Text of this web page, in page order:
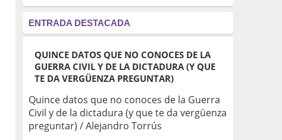
ENTRADA DESTACADA
QUINCE DATOS QUE NO CONOCES DE LA
GUERRA CIVIL Y DE LA DICTADURA (Y QUE
TE DA VERGÜENZA PREGUNTAR)
Quince datos que no conoces de la Guerra
Civil y de la dictadura (y que te da vergüenza
preguntar) / Alejandro Torrús